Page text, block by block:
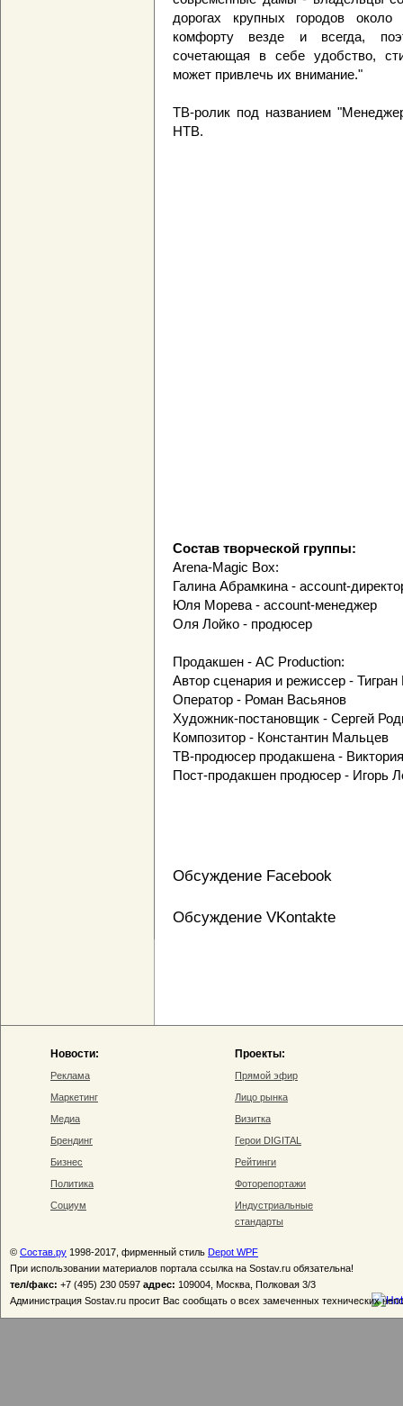
дорогах крупных городов
комфорту везде и всегда,
сочетающая в себе удобство,
может привлечь их внимание."
ТВ-ролик под названием
НТВ.
Состав творческой группы:
Arena-Magic Box:
Галина Абрамкина - account-
Юля Морева - account-менеджер
Оля Лойко - продюсер
Продакшен - AC Production:
Автор сценария и режиссер -
Оператор - Роман Васьянов
Художник-постановщик - Сергей
Композитор - Константин Мальцев
ТВ-продюсер продакшена -
Пост-продакшен продюсер - Игорь
Обсуждение Facebook
Обсуждение VKontakte
Новости:
Реклама
Маркетинг
Медиа
Брендинг
Бизнес
Политика
Социум
Проекты:
Прямой эфир
Лицо рынка
Визитка
Герои DIGITAL
Рейтинги
Фоторепортажи
Индустриальные
стандарты
© Состав.ру 1998-2017, фирменный стиль Depot WPF
При использовании материалов портала ссылка на Sostav.ru обязательна!
тел/факс: +7 (495) 230 0597 адрес: 109004, Москва, Полковая 3/3
Администрация Sostav.ru просит Вас сообщать о всех замеченных технических